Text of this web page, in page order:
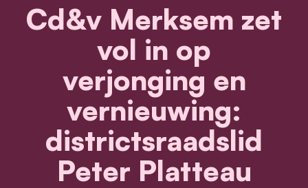
Cd&v Merksem zet
vol in op
verjonging en
vernieuwing:
districtsraadslid
Peter Platteau